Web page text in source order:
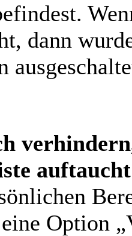
dann
Option